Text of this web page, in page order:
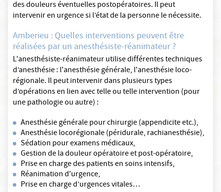
des douleurs éventuelles postopératoires. Il peut
intervenir en urgence si l’état de la personne le nécessite.
Amberieu : Quelles interventions peuvent être
réalisées par un anesthésiste-réanimateur ?
L'anesthésiste-réanimateur utilise différentes techniques
d’anesthésie : l'anesthésie générale, l'anesthésie loco-
régionale. Il peut intervenir dans plusieurs types
d’opérations en lien avec telle ou telle intervention (pour
une pathologie ou autre) :
Anesthésie générale pour chirurgie (appendicite etc.),
Anesthésie locorégionale (péridurale, rachianesthésie),
Sédation pour examens médicaux,
Gestion de la douleur opératoire et post-opératoire,
Prise en charge des patients en soins intensifs,
Réanimation d'urgence,
Prise en charge d’urgences vitales…